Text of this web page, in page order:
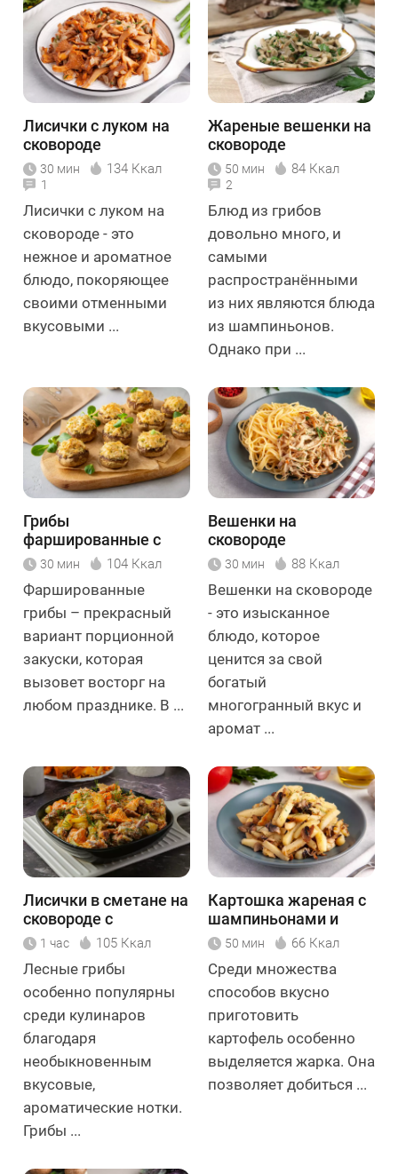
Лисички с луком на
сковороде
30 мин 134 Ккал
1
Лисички с луком на
сковороде - это
нежное и ароматное
блюдо, покоряющее
своими отменными
вкусовыми ...
Жареные вешенки на
сковороде
50 мин 84 Ккал
2
Блюд из грибов
довольно много, и
самыми
распространёнными
из них являются блюда
из шампиньонов.
Однако при ...
Грибы
фаршированные с
тунцом
30 мин 104 Ккал
Фаршированные
грибы – прекрасный
вариант порционной
закуски, которая
вызовет восторг на
любом празднике. В ...
Вешенки на
сковороде
30 мин 88 Ккал
Вешенки на сковороде
- это изысканное
блюдо, которое
ценится за свой
богатый
многогранный вкус и
аромат ...
Лисички в сметане на
сковороде с
картошкой
1 час 105 Ккал
Лесные грибы
особенно популярны
среди кулинаров
благодаря
необыкновенным
вкусовые,
ароматические нотки.
Грибы ...
Картошка жареная с
шампиньонами и
луком
50 мин 66 Ккал
Среди множества
способов вкусно
приготовить
картофель особенно
выделяется жарка. Она
позволяет добиться ...